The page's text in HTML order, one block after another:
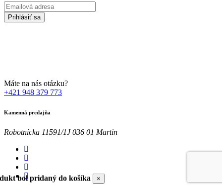
Emailová
adresa
Prihlásiť sa
Máte na nás otázku?
+421 948 379 773
Kamenná predajňa
Robotnícka 11591/1J 036 01 Martin
bol pridaný do košíka ×